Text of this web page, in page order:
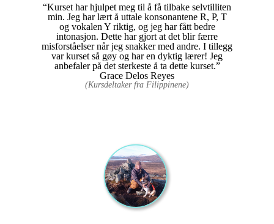
“Kurset har hjulpet meg til å få tilbake selvtilliten
min. Jeg har lært å uttale konsonantene R, P, T
og vokalen Y riktig, og jeg har fått bedre
intonasjon. Dette har gjort at det blir færre
misforståelser når jeg snakker med andre. I tillegg
var kurset så gøy og har en dyktig lærer! Jeg
anbefaler på det sterkeste å ta dette kurset.”
Grace Delos Reyes
(Kursdeltaker fra Filippinene)